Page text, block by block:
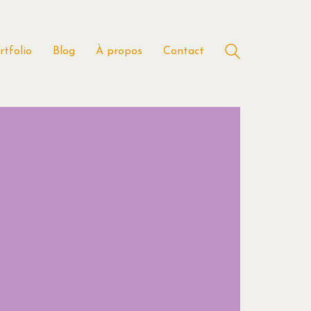
Blog À propos Contact